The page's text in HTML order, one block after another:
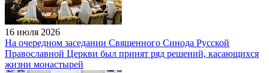
16 июля 2026
На очередном заседании Священного Синода Русской
Православной Церкви был принят ряд решений, касающихся
жизни монастырей